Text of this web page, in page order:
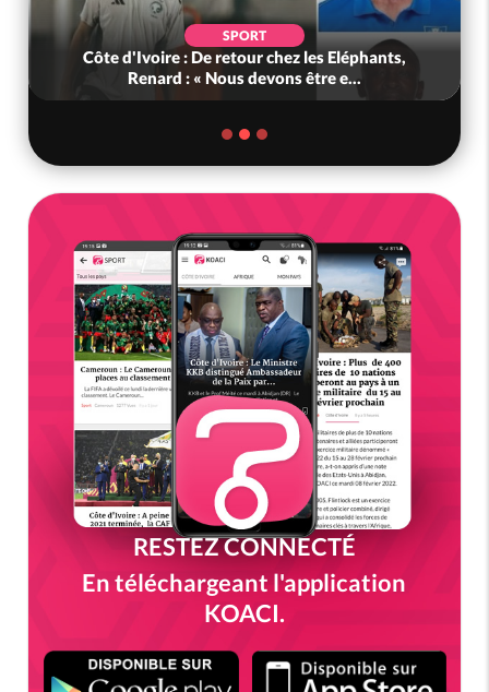
SPORT
Côte d'Ivoire : De retour chez les Eléphants,
Renard : « Nous devons être e...
RESTEZ CONNECTÉ
En téléchargeant l'application
KOACI.